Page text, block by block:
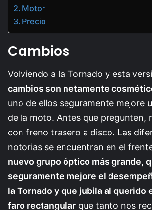
Motor
Precio
Cambios
Volviendo a la Tornado y esta
cambios son netamente
uno de ellos seguramente mejore
de la moto. Antes que pregunten,
con freno trasero a disco. Las
notorias se encuentran en el
nuevo grupo óptico más grande,
seguramente mejore el
la Tornado y que jubila al querido
faro rectangular que tanto nos